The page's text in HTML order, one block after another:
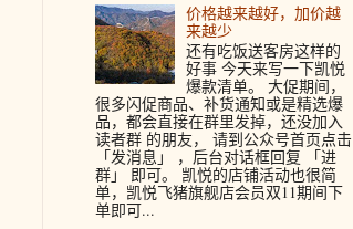
价格越来越好，加价越
来越少
还有吃饭送客房这样的
好事 今天来写一下凯悦
爆款清单。 大促期间，
很多闪促商品、补货通知或是精选爆
品，都会直接在群里发掉，还没加入
读者群 的朋友， 请到公众号首页点击
「发消息」 ，后台对话框回复 「进
群」 即可。 凯悦的店铺活动也很简
单，凯悦飞猪旗舰店会员双11期间下
单即可...